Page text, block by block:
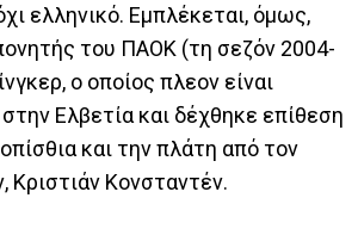
ελληνικό. Εμπλέκεται, όμως,
του ΠΑΟΚ (τη σεζόν 2004-
ο οποίος πλεον είναι
Ελβετία και δέχθηκε επίθεση
και την πλάτη από τον
Κριστιάν Κονσταντέν.